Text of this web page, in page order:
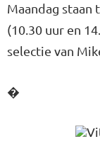
Maandag
(10.30 uur en
selectie van
�